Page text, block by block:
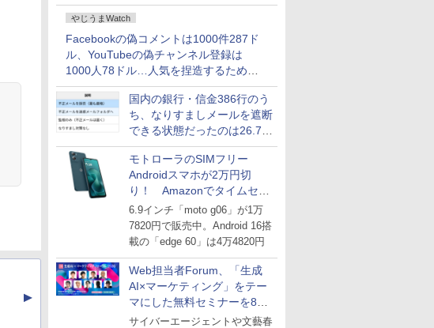
やじうまWatch
Facebookの偽コメントは1000件287ド
ル、YouTubeの偽チャンネル登録は
1000人78ドル…人気を捏造するための
価格リストが公開中
国内の銀行・信金386行のう
ち、なりすましメールを遮断
できる状態だったのは26.7％
にとどまる～GMOブランド
セキュリティ調査
モトローラのSIMフリー
Androidスマホが2万円切
り！ Amazonでタイムセー
ル
6.9インチ「moto g06」が1万
7820円で販売中。Android 16搭
載の「edge 60」は4万4820円
Web担当者Forum、「生成
AI×マーケティング」をテー
マにした無料セミナーを8月
27日にオンライン開催
サイバーエージェントや文藝春
▲